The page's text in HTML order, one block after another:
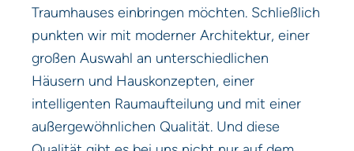
Traumhauses einbringen möchten. Schließlich
punkten wir mit moderner Architektur, einer
großen Auswahl an unterschiedlichen
Häusern und Hauskonzepten, einer
intelligenten Raumaufteilung und mit einer
außergewöhnlichen Qualität. Und diese